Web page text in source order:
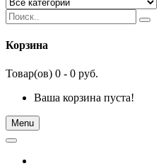
Корзина
Товар(ов) 0 - 0 руб.
Ваша корзина пуста!
Menu